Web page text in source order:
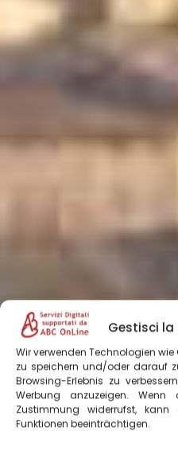
Gestisci
Wir verwenden Technologien
zu speichern und/oder darauf
Browsing-Erlebnis zu
Werbung anzuzeigen.
Zustimmung widerrufst,
Funktionen beeinträchtigen.